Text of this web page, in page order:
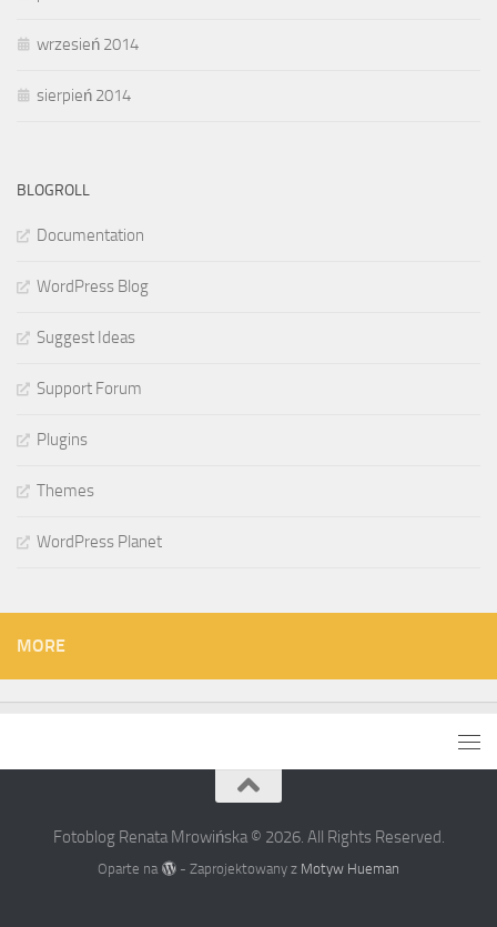
wrzesień 2014
sierpień 2014
BLOGROLL
Documentation
WordPress Blog
Suggest Ideas
Support Forum
Plugins
Themes
WordPress Planet
MORE
Fotoblog Renata Mrowińska © 2026. All Rights Reserved.
Oparte na - Zaprojektowany z Motyw Hueman